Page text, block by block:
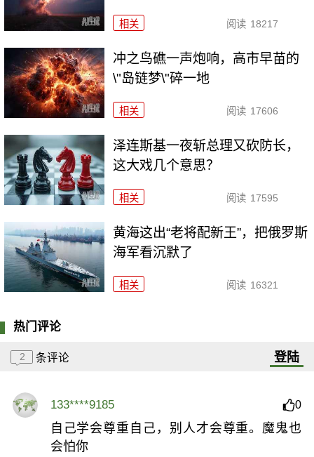
相关 阅读 18217
冲之鸟礁一声炮响，高市早苗的
\"岛链梦\"碎一地
相关 阅读 17606
泽连斯基一夜斩总理又砍防长，
这大戏几个意思？
相关 阅读 17595
黄海这出“老将配新王”，把俄罗斯
海军看沉默了
相关 阅读 16321
热门评论
2 条评论 登陆
133****9185 0
自己学会尊重自己，别人才会尊重。魔鬼也
会怕你